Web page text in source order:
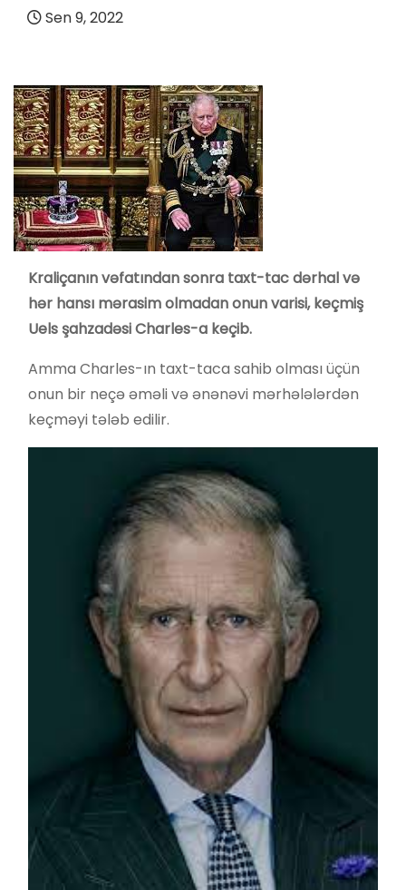
Sen 9, 2022
Kraliçanın vəfatından sonra taxt-tac dərhal və
hər hansı mərasim olmadan onun varisi, keçmiş
Uels şahzadəsi Charles-a keçib.
Amma Charles-ın taxt-taca sahib olması üçün
onun bir neçə əməli və ənənəvi mərhələlərdən
keçməyi tələb edilir.